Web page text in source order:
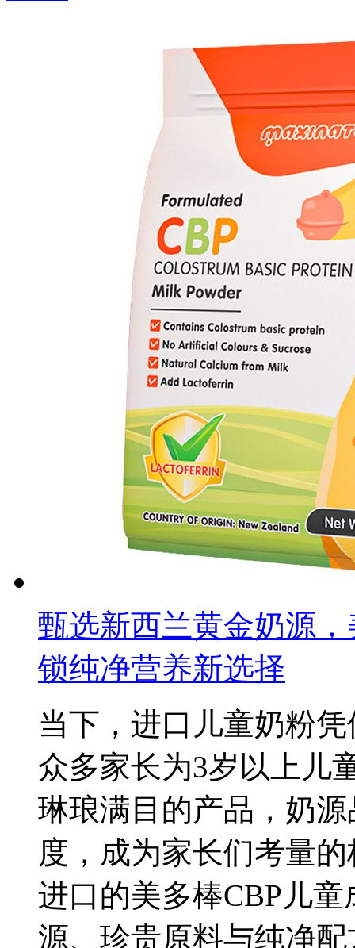
甄选新西兰黄金奶源
锁纯净营养新选择
当下，进口儿童奶粉
众多家长为3岁以上儿
琳琅满目的产品，奶
度，成为家长们考量
进口的美多棒CBP儿
源、珍贵原料与纯净